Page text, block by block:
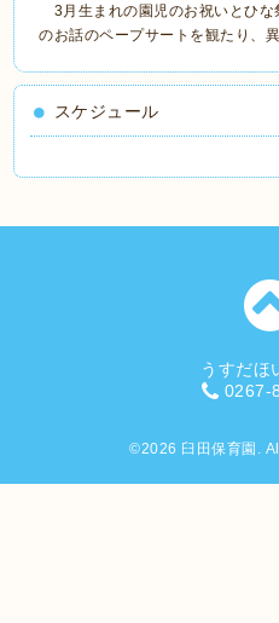
3月生まれの園児のお祝いとひな
のお話のペープサートを観たり、
スケジュール
うすだほ
0267-
©2026 臼田保育園 .